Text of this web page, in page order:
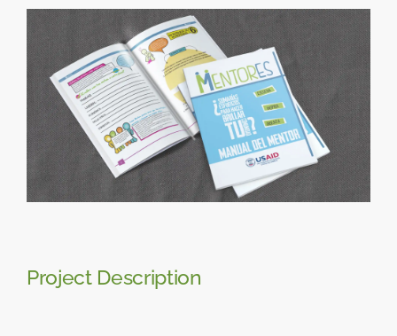
content
View
Larger
Image
Project Description